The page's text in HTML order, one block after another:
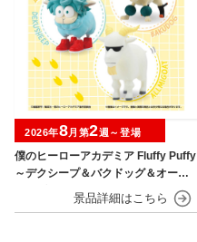
僕のヒーローアカデミア Fluffy Puffy
～デクシープ＆バクドッグ＆オール
マイゴート～
2026年8月第2週～登場